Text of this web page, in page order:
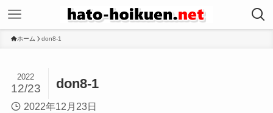
ホーム don8-1
don8-1
2022
12/23
2022年12月23日